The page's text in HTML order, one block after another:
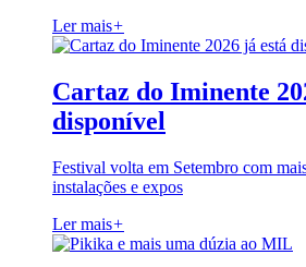
Ler mais+
Cartaz do Iminente
disponível
Festival volta em Setembro com
instalações e expos
Ler mais+